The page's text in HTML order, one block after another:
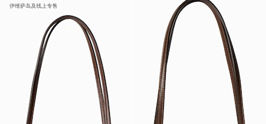
伊维萨岛及线上专售